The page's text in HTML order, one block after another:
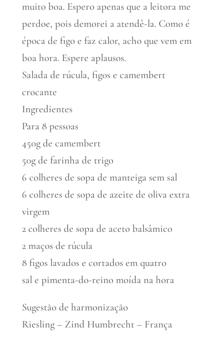
muito boa. Espero apenas que a leitora me
perdoe, pois demorei a atendê-la. Como é
época de figo e faz calor, acho que vem em
boa hora. Espere aplausos.
Salada de rúcula, figos e camembert
crocante
Ingredientes
Para 8 pessoas
450g de camembert
50g de farinha de trigo
6 colheres de sopa de manteiga sem sal
6 colheres de sopa de azeite de oliva extra
virgem
2 colheres de sopa de aceto balsâmico
2 maços de rúcula
8 figos lavados e cortados em quatro
sal e pimenta-do-reino moída na hora
Sugestão de harmonização
Riesling – Zind Humbrecht – França